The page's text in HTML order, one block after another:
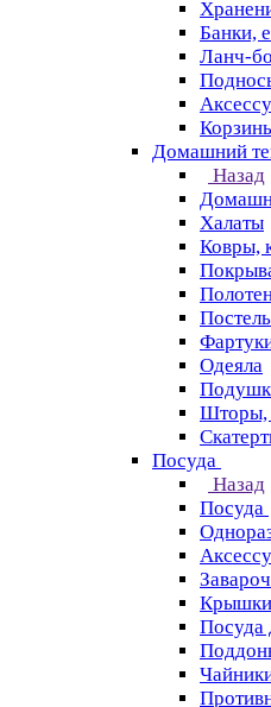
Банки,
Ланч-
Домашний
Назад
Халаты
Ковры,
Одеяла
Шторы,
Посуда
Назад
Посуда
Крышки
Посуда